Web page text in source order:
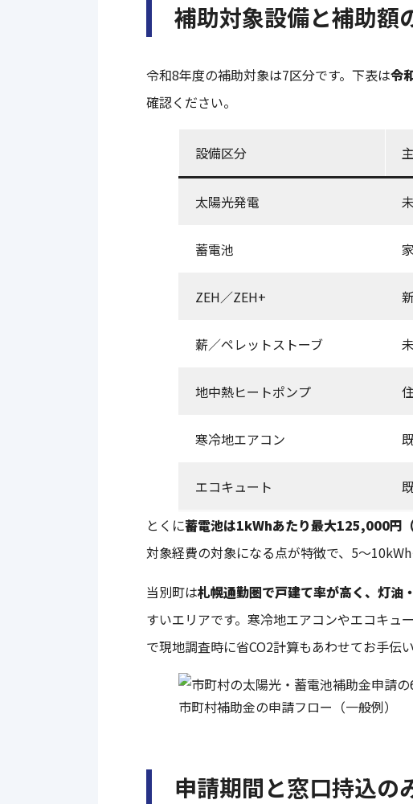
補助対象設備と補助額
令和8年度の補助対象は7区分です。下表は令
確認ください。
設備区分
太陽光発電
蓄電池
ZEH／ZEH+
薪／ペレットストーブ
地中熱ヒートポンプ
寒冷地エアコン
エコキュート
とくに蓄電池は1kWhあたり最大125,000円
対象経費の対象になる点が特徴で、5〜
当別町は札幌通勤圏で戸建て率が高く、灯油
すいエリアです。寒冷地エアコンやエコキュ
で現地調査時に省CO2計算もあわせてお手伝い
市町村補助金の申請フロー（一般例）
申請期間と窓口持込の